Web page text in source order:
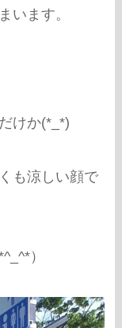
います。
けか(*_*)
も涼しい顔で
）